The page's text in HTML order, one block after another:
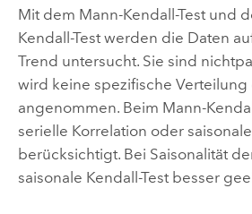
Mit dem Mann-Kendall-Test und
Kendall-Test werden die Daten
Trend untersucht. Sie sind
wird keine spezifische Verteilung
angenommen. Beim Mann-
serielle Korrelation oder
berücksichtigt. Bei Saisonalität
saisonale Kendall-Test besser